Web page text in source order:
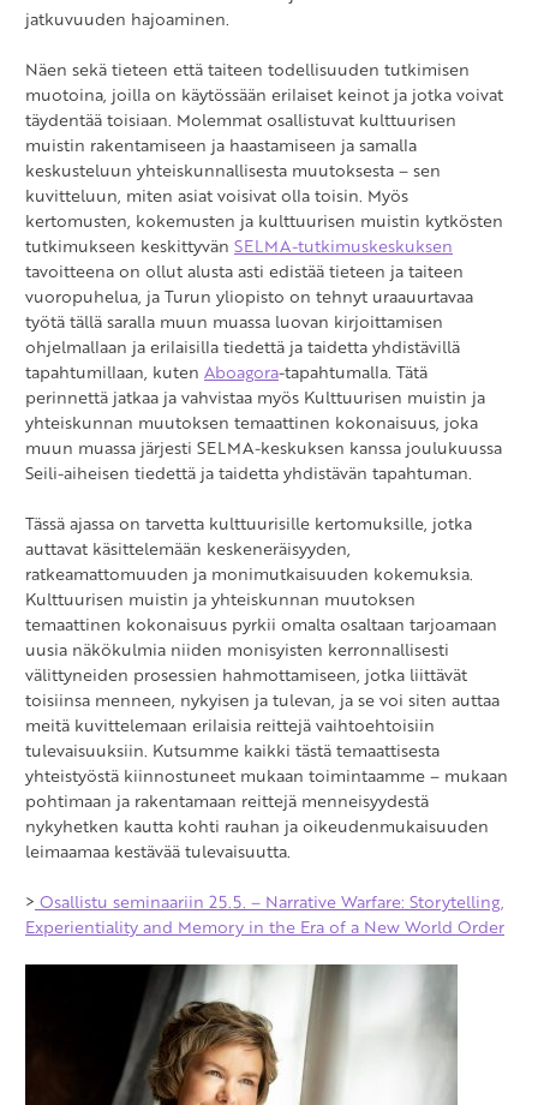
jatkuvuuden hajoaminen.
Näen sekä tieteen että taiteen todellisuuden tutkimisen
muotoina, joilla on käytössään erilaiset keinot ja jotka voivat
täydentää toisiaan. Molemmat osallistuvat kulttuurisen
muistin rakentamiseen ja haastamiseen ja samalla
keskusteluun yhteiskunnallisesta muutoksesta – sen
kuvitteluun, miten asiat voisivat olla toisin. Myös
kertomusten, kokemusten ja kulttuurisen muistin kytkösten
tutkimukseen keskittyvän SELMA-tutkimuskeskuksen
tavoitteena on ollut alusta asti edistää tieteen ja taiteen
vuoropuhelua, ja Turun yliopisto on tehnyt uraauurtavaa
työtä tällä saralla muun muassa luovan kirjoittamisen
ohjelmallaan ja erilaisilla tiedettä ja taidetta yhdistävillä
tapahtumillaan, kuten Aboagora-tapahtumalla. Tätä
perinnettä jatkaa ja vahvistaa myös Kulttuurisen muistin ja
yhteiskunnan muutoksen temaattinen kokonaisuus, joka
muun muassa järjesti SELMA-keskuksen kanssa joulukuussa
Seili-aiheisen tiedettä ja taidetta yhdistävän tapahtuman.
Tässä ajassa on tarvetta kulttuurisille kertomuksille, jotka
auttavat käsittelemään keskeneräisyyden,
ratkeamattomuuden ja monimutkaisuuden kokemuksia.
Kulttuurisen muistin ja yhteiskunnan muutoksen
temaattinen kokonaisuus pyrkii omalta osaltaan tarjoamaan
uusia näkökulmia niiden monisyisten kerronnallisesti
välittyneiden prosessien hahmottamiseen, jotka liittävät
toisiinsa menneen, nykyisen ja tulevan, ja se voi siten auttaa
meitä kuvittelemaan erilaisia reittejä vaihtoehtoisiin
tulevaisuuksiin. Kutsumme kaikki tästä temaattisesta
yhteistyöstä kiinnostuneet mukaan toimintaamme – mukaan
pohtimaan ja rakentamaan reittejä menneisyydestä
nykyhetken kautta kohti rauhan ja oikeudenmukaisuuden
leimaamaa kestävää tulevaisuutta.
> Osallistu seminaariin 25.5. – Narrative Warfare: Storytelling,
Experientiality and Memory in the Era of a New World Order